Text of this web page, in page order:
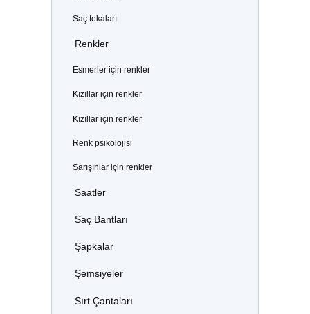
Saç tokaları
Renkler
Esmerler için renkler
Kızıllar için renkler
Kızıllar için renkler
Renk psikolojisi
Sarışınlar için renkler
Saatler
Saç Bantları
Şapkalar
Şemsiyeler
Sırt Çantaları